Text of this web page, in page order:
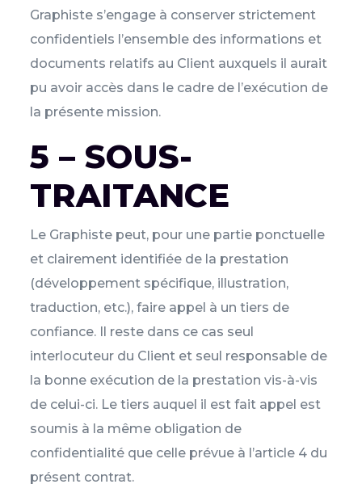
Graphiste s’engage à conserver strictement
confidentiels l’ensemble des informations et
documents relatifs au Client auxquels il aurait
pu avoir accès dans le cadre de l’exécution de
la présente mission.
5 – SOUS-
TRAITANCE
Le Graphiste peut, pour une partie ponctuelle
et clairement identifiée de la prestation
(développement spécifique, illustration,
traduction, etc.), faire appel à un tiers de
confiance. Il reste dans ce cas seul
interlocuteur du Client et seul responsable de
la bonne exécution de la prestation vis-à-vis
de celui-ci. Le tiers auquel il est fait appel est
soumis à la même obligation de
confidentialité que celle prévue à l’article 4 du
présent contrat.